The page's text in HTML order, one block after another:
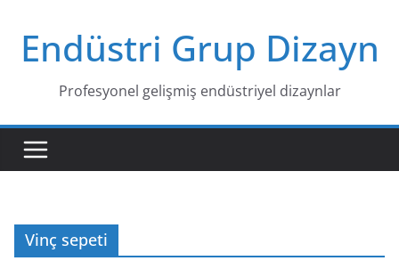
contentEndüstri Grup Dizayn
Profesyonel gelişmiş endüstriyel dizaynlar
Vinç sepeti